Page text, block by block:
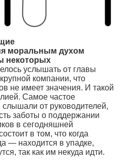
моральным духом
некоторых
услышать от главы
компании, что
не имеет значения. И такой
Самое частое
от руководителей,
заботы о поддержании
в сегодняшней
в том, что когда
— находится в упадке,
так как им некуда идти.